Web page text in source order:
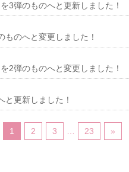
3弾のものへと更新しました！
のへと変更しました！
2弾のものへと変更しました！
と更新しました！
1 2 3 23 »